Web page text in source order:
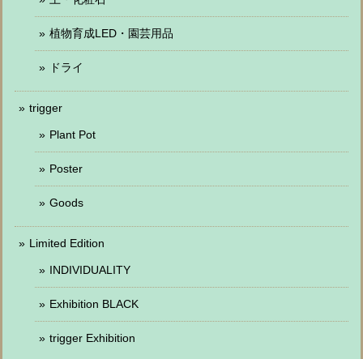
植物育成LED・園芸用品
ドライ
trigger
Plant Pot
Poster
Goods
Limited Edition
INDIVIDUALITY
Exhibition BLACK
trigger Exhibition